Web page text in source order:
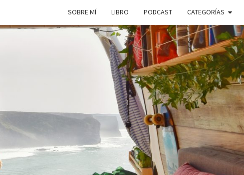
SOBRE MÍ LIBRO PODCAST CATEGORÍAS
SIMPLE
Viviendo
En Un
Camión
Camper
Por